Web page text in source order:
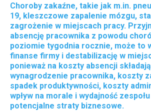
Choroby zakaźne, takie jak m.in.
19, kleszczowe zapalenie mózgu,
zagrożenie w miejscach pracy.
absencję pracownika z powodu
poziomie tygodnia rocznie, może to
finanse firmy i destabilizację w
ponieważ na koszty absencji
wynagrodzenie pracownika, koszty
spadek produktywności, koszty
wpływ na morale i wydajność
potencjalne straty biznesowe.